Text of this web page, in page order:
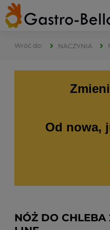
NACZYNIA
Od nowa,
NÓŻ DO